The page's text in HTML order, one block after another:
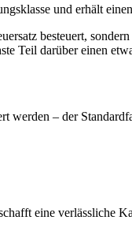
und erhält
besteuert,
Teil darüber einen
– der
eine verlässliche